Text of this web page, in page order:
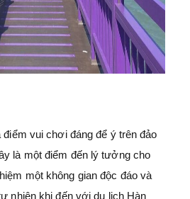
điểm vui chơi đáng để ý trên đảo
là một điểm đến lý tưởng cho
một không gian độc đáo và
nhiên khi đến với du lịch Hàn